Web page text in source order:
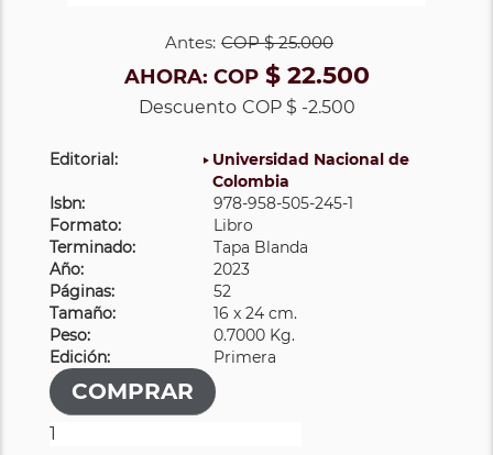
Antes: COP$ 25.000
AHORA: COP$ 22.500
Descuento COP $ -2.500
Editorial:
Universidad Nacional de
Colombia
Isbn:
978-958-505-245-1
Formato:
Libro
Terminado:
Tapa Blanda
Año:
2023
Páginas:
52
Tamaño:
16 x 24 cm.
Peso:
0.7000 Kg.
Edición:
Primera